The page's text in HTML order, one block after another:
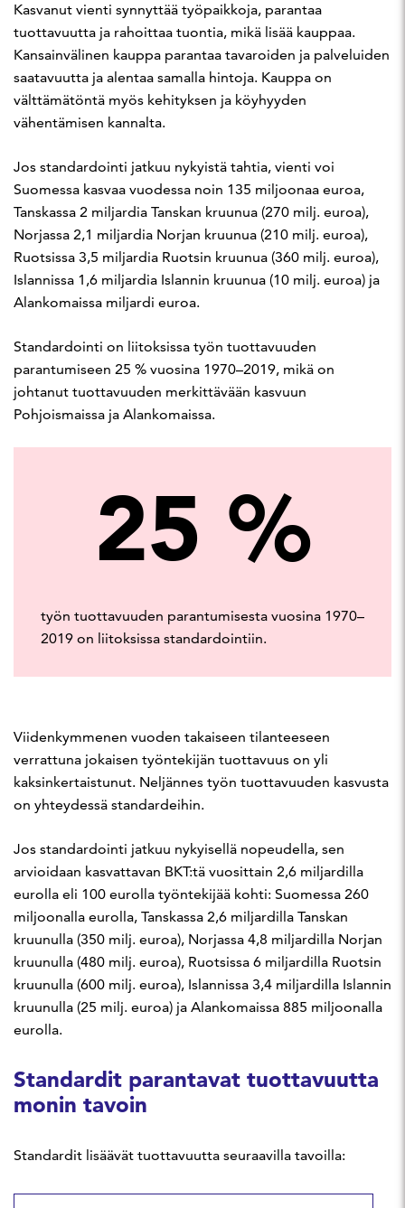
Kasvanut vienti synnyttää työpaikkoja, parantaa
tuottavuutta ja rahoittaa tuontia, mikä lisää kauppaa.
Kansainvälinen kauppa parantaa tavaroiden ja palveluiden
saatavuutta ja alentaa samalla hintoja. Kauppa on
välttämätöntä myös kehityksen ja köyhyyden
vähentämisen kannalta.
Jos standardointi jatkuu nykyistä tahtia, vienti voi
Suomessa kasvaa vuodessa noin 135 miljoonaa euroa,
Tanskassa 2 miljardia Tanskan kruunua (270 milj. euroa),
Norjassa 2,1 miljardia Norjan kruunua (210 milj. euroa),
Ruotsissa 3,5 miljardia Ruotsin kruunua (360 milj. euroa),
Islannissa 1,6 miljardia Islannin kruunua (10 milj. euroa) ja
Alankomaissa miljardi euroa.
Standardointi on liitoksissa työn tuottavuuden
parantumiseen 25 % vuosina 1970–2019, mikä on
johtanut tuottavuuden merkittävään kasvuun
Pohjoismaissa ja Alankomaissa.
25 %
työn tuottavuuden parantumisesta vuosina 1970–
2019 on liitoksissa standardointiin.
Viidenkymmenen vuoden takaiseen tilanteeseen
verrattuna jokaisen työntekijän tuottavuus on yli
kaksinkertaistunut. Neljännes työn tuottavuuden kasvusta
on yhteydessä standardeihin.
Jos standardointi jatkuu nykyisellä nopeudella, sen
arvioidaan kasvattavan BKT:tä vuosittain 2,6 miljardilla
eurolla eli 100 eurolla työntekijää kohti: Suomessa 260
miljoonalla eurolla, Tanskassa 2,6 miljardilla Tanskan
kruunulla (350 milj. euroa), Norjassa 4,8 miljardilla Norjan
kruunulla (480 milj. euroa), Ruotsissa 6 miljardilla Ruotsin
kruunulla (600 milj. euroa), Islannissa 3,4 miljardilla Islannin
kruunulla (25 milj. euroa) ja Alankomaissa 885 miljoonalla
eurolla.
Standardit parantavat tuottavuutta
monin tavoin
Standardit lisäävät tuottavuutta seuraavilla tavoilla: